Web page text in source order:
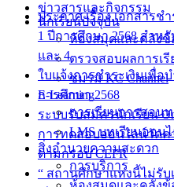
ข่าวสารและกิจกรรม
นักเรียนปัจจุบัน
ห้องสมุดและคลัง
ตรวจสอบผลการเรี
ชมรม KC Channel
E-Learning
การเรียนการสอน
LMS บทเรียนออน
สิ่งอำนวยความสะดวก
การบริการ
ประกาศ เรื่อง เอกสารช
1 ปีการศึกษา 2568 สำห
และ 4
ใบแจ้งการชำระเงินเพื่อ
การศึกษา 2568
ระบบรับสมัครนักเรียน
การทดสอบออนไลน์วัด
ตามกรอบ CEFR
“ สถานศึกษาแห่งนี้ไม่รับ